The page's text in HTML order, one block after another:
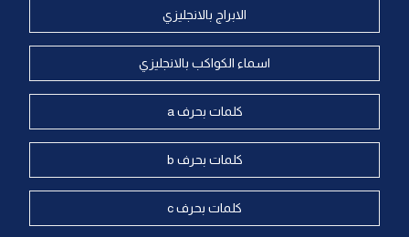
الابراج بالانجليزي
اسماء الكواكب بالانجليزي
كلمات بحرف a
كلمات بحرف b
كلمات بحرف c